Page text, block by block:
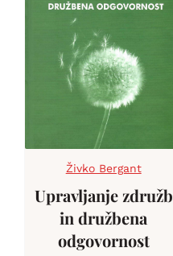
Živko Bergant
Upravljanje združb
in družbena
odgovornost